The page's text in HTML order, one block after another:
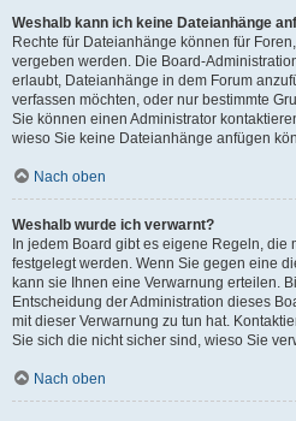
Weshalb kann ich keine Dateianhänge
Rechte für Dateianhänge können für
vergeben werden. Die Board-
erlaubt, Dateianhänge in dem Forum
verfassen möchten, oder nur bestimmte
Sie können einen Administrator
wieso Sie keine Dateianhänge anfügen
Nach oben
Weshalb wurde ich verwarnt?
In jedem Board gibt es eigene Regeln, die
festgelegt werden. Wenn Sie gegen eine
kann sie Ihnen eine Verwarnung erteilen.
Entscheidung der Administration dieses
mit dieser Verwarnung zu tun hat.
Sie sich die nicht sicher sind, wieso Sie
Nach oben